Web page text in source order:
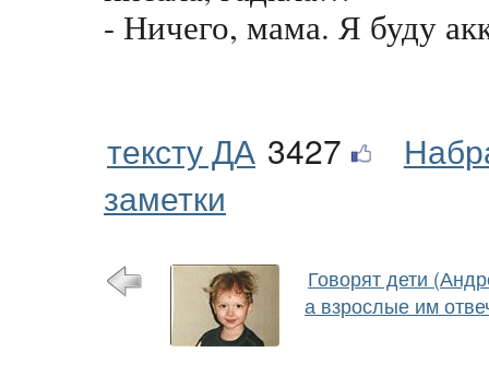
- Ничего, мама. Я буду
тексту ДА 3427
заметки
Говорят дети
а взрослые им